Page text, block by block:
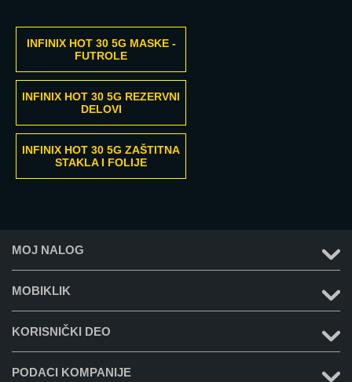
INFINIX HOT 30 5G MASKE -
FUTROLE
INFINIX HOT 30 5G REZERVNI
DELOVI
INFINIX HOT 30 5G ZAŠTITNA
STAKLA I FOLIJE
MOJ NALOG
MOBIKLIK
KORISNIČKI DEO
PODACI KOMPANIJE